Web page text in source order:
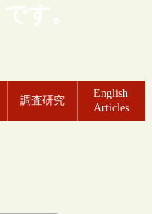
す。
調査研究
English
Articles